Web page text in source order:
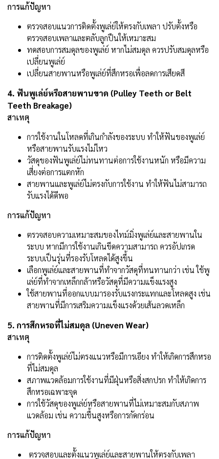
การแก้ปัญหา
ตรวจสอบแนวการติดตั้งพูเล่ย์ให้ตรงกับเพลา ปรับตั้งหรือ
ตรวจสอบเพลาและตลับลูกปืนให้เหมาะสม
ทดสอบการสมดุลของพูเล่ย์ หากไม่สมดุล ควรปรับสมดุลหรือ
เปลี่ยนพูเล่ย์
เปลี่ยนสายพานหรือพูเล่ย์ที่สึกหรอเพื่อลดการเสียดสี
4. ฟันพูเล่ย์หรือสายพานขาด (Pulley Teeth or Belt
Teeth Breakage)
สาเหตุ
การใช้งานในโหลดที่เกินกำลังของระบบ ทำให้ฟันของพูเล่ย์
หรือสายพานรับแรงไม่ไหว
วัสดุของฟันพูเล่ย์ไม่ทนทานต่อการใช้งานหนัก หรือมีความ
เสี่ยงต่อการแตกหัก
สายพานและพูเล่ย์ไม่ตรงกับการใช้งาน ทำให้ฟันไม่สามารถ
รับแรงได้ดีพอ
การแก้ปัญหา
ตรวจสอบความเหมาะสมของไทม์มิ่งพูเล่ย์และสายพานใน
ระบบ หากมีการใช้งานเกินขีดความสามารถ ควรอัปเกรด
ระบบเป็นรุ่นที่รองรับโหลดได้สูงขึ้น
เลือกพูเล่ย์และสายพานที่ทำจากวัสดุที่ทนทานกว่า เช่น ใช้พู
เล่ย์ที่ทำจากเหล็กกล้าหรือวัสดุที่มีความแข็งแรงสูง
ใช้สายพานที่ออกแบบมารองรับแรงกระแทกและโหลดสูง เช่น
สายพานที่มีการเสริมความแข็งแรงด้วยเส้นลวดเหล็ก
5. การสึกหรอที่ไม่สมดุล (Uneven Wear)
สาเหตุ
การติดตั้งพูเล่ย์ไม่ตรงแนวหรือมีการเอียง ทำให้เกิดการสึกหรอ
ที่ไม่สมดุล
สภาพแวดล้อมการใช้งานที่มีฝุ่นหรือสิ่งสกปรก ทำให้เกิดการ
สึกหรอเฉพาะจุด
การใช้วัสดุของพูเล่ย์หรือสายพานที่ไม่เหมาะสมกับสภาพ
แวดล้อม เช่น ความชื้นสูงหรือการกัดกร่อน
การแก้ปัญหา
ตรวจสอบและตั้งแนวพูเล่ย์และสายพานให้ตรงกับเพลา